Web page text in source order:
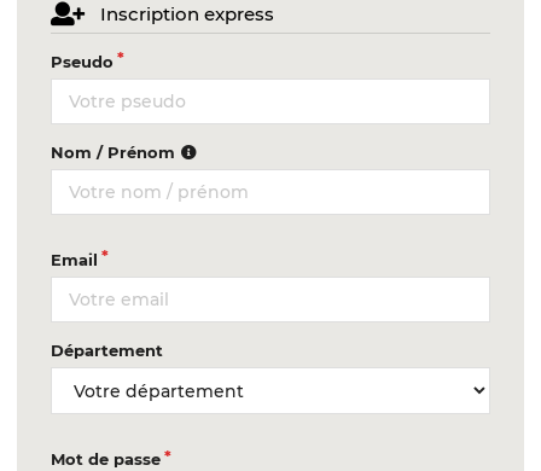
Inscription express
Pseudo
Nom / Prénom
Email
Département
Mot de passe